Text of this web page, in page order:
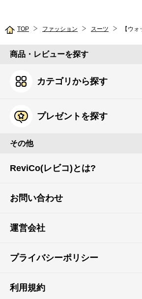
TOP ファッション スーツ
商品・レビューを探す
カテゴリから探す
プレゼントを探す
その他
ReviCo(レビコ)とは?
お問い合わせ
運営会社
プライバシーポリシー
利用規約